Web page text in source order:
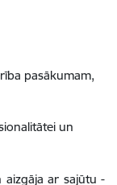
pasākumam,
un
aizgāja ar sajūtu -